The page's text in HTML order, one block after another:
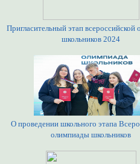
Пригласительный этап всероссийской
школьников 2024
О проведении школьного этапа
олимпиады школьников